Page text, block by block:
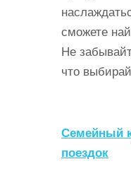
сможете
Не
что
Н
а
Семейный
поездок